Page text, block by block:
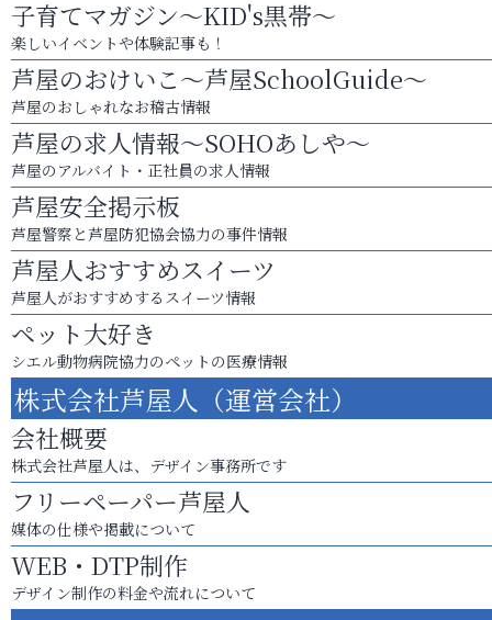
子育てマガジン～KID's黒帯～
楽しいイベントや体験記事も！
芦屋のおけいこ～芦屋SchoolGuide～
芦屋のおしゃれなお稽古情報
芦屋の求人情報～SOHOあしや～
芦屋のアルバイト・正社員の求人情報
芦屋安全掲示板
芦屋警察と芦屋防犯協会協力の事件情報
芦屋人おすすめスイーツ
芦屋人がおすすめするスイーツ情報
ペット大好き
シエル動物病院協力のペットの医療情報
株式会社芦屋人（運営会社）
会社概要
株式会社芦屋人は、デザイン事務所です
フリーペーパー芦屋人
媒体の仕様や掲載について
WEB・DTP制作
デザイン制作の料金や流れについて